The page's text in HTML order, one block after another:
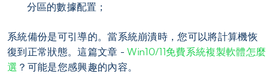
分區的數據配置；
系統備份是可引導的。當系統崩潰時，您可以將計算機恢
復到正常狀態。這篇文章 -Win10/11免費系統複製軟體怎麼
選 ？可能是您感興趣的內容。